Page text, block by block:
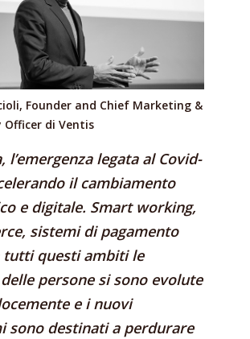
Founder and Chief Marketing &
Officer di Ventis
legata al Covid-
il cambiamento
e digitale. Smart working,
sistemi di pagamento
tutti questi ambiti le
persone si sono evolute
e i nuovi
sono destinati a perdurare